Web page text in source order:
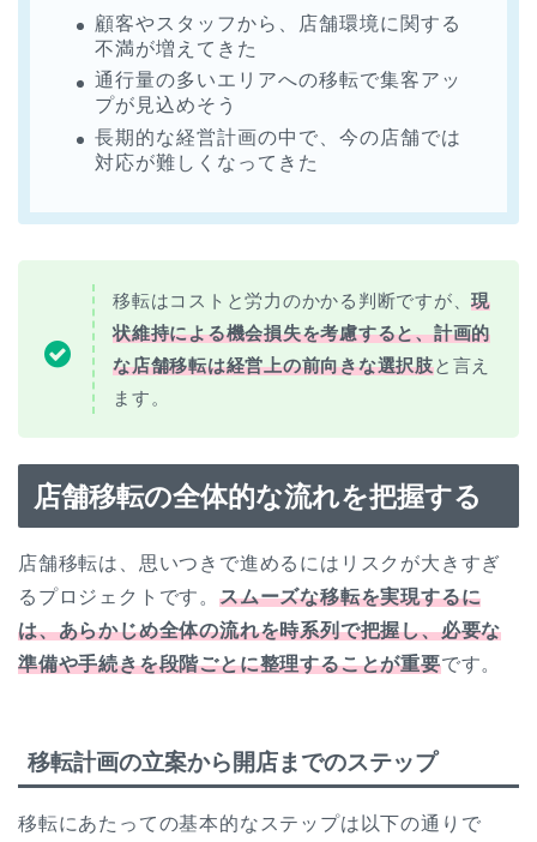
顧客やスタッフから、店舗環境に関する
不満が増えてきた
通行量の多いエリアへの移転で集客アッ
プが見込めそう
長期的な経営計画の中で、今の店舗では
対応が難しくなってきた
移転はコストと労力のかかる判断ですが、現
状維持による機会損失を考慮すると、計画的
な店舗移転は経営上の前向きな選択肢と言え
ます。
店舗移転の全体的な流れを把握する
店舗移転は、思いつきで進めるにはリスクが大きすぎ
るプロジェクトです。スムーズな移転を実現するに
は、あらかじめ全体の流れを時系列で把握し、必要な
準備や手続きを段階ごとに整理することが重要です。
移転計画の立案から開店までのステップ
移転にあたっての基本的なステップは以下の通りで